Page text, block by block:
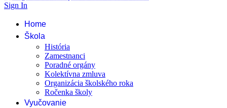
Sign In
Home
Škola
História
Zamestnanci
Poradné orgány
Kolektívna zmluva
Organizácia školského roka
Ročenka školy
Vyučovanie